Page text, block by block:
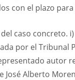
con el plazo
caso concreto.
por el Tribunal
autor
José Alberto